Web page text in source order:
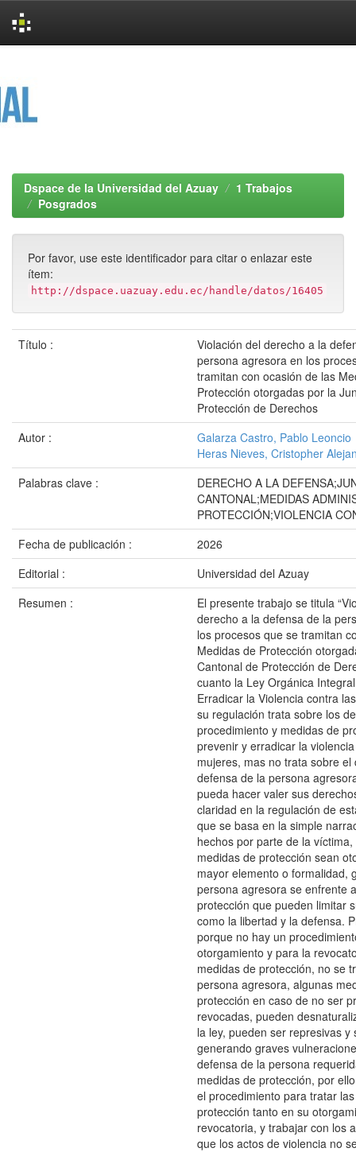
Dspace de la Universidad del Azuay
1 Trabajos
Posgrados
Por favor, use este identificador para citar o enlazar este
ítem:
http://dspace.uazuay.edu.ec/handle/datos/16405
Título :
Violación del derecho a la
persona agresora en los
tramitan con ocasión de las
Protección otorgadas por la
Protección de Derechos
Autor :
Galarza Castro, Pablo Leoncio
Heras Nieves, Cristopher
Palabras clave :
DERECHO A LA
CANTONAL;MEDIDAS
PROTECCIÓN;VIOLENCIA
Fecha de publicación :
2026
Editorial :
Universidad del Azuay
Resumen :
El presente trabajo se titula
derecho a la defensa de la
los procesos que se tramitan
Medidas de Protección
Cantonal de Protección de
cuanto la Ley Orgánica
Erradicar la Violencia contra
su regulación trata sobre los
procedimiento y medidas de
prevenir y erradicar la
mujeres, mas no trata sobre el
defensa de la persona
pueda hacer valer sus
claridad en la regulación de
que se basa en la simple
hechos por parte de la
medidas de protección sean
mayor elemento o formalidad,
persona agresora se enfrente
protección que pueden limitar
como la libertad y la defensa.
porque no hay un
otorgamiento y para la
medidas de protección, no se
persona agresora, algunas
protección en caso de no ser
revocadas, pueden
la ley, pueden ser represivas y
generando graves
defensa de la persona
medidas de protección, por
el procedimiento para tratar
protección tanto en su
revocatoria, y trabajar con los
que los actos de violencia no